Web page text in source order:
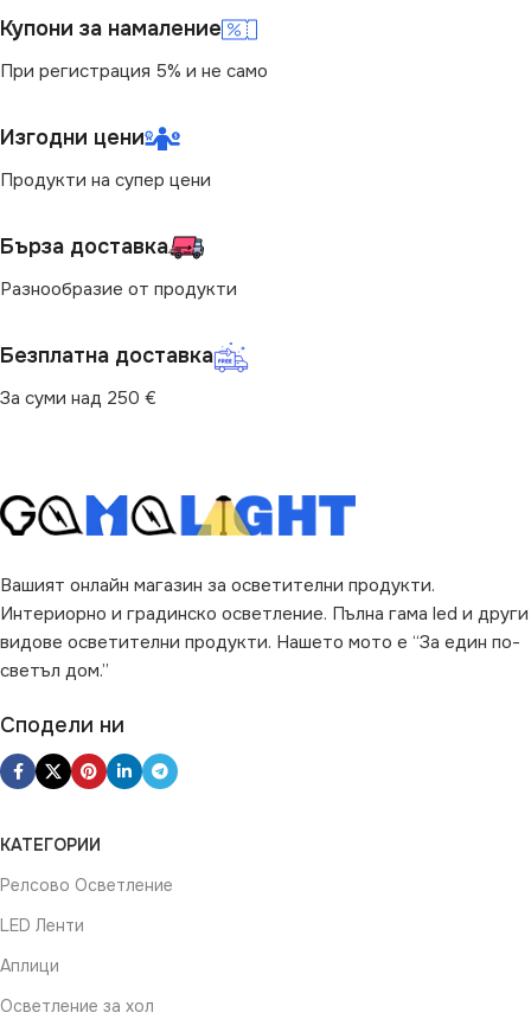
Купони за намаление
При регистрация 5% и не само
Изгодни цени
Продукти на супер цени
Бърза доставка
Разнообразие от продукти
Безплатна доставка
За суми над 250 €
Вашият онлайн магазин за осветителни продукти.
Интериорно и градинско осветление. Пълна гама led и други
видове осветителни продукти. Нашето мото е “За един по-
светъл дом.”
Сподели ни
КАТЕГОРИИ
Релсово Осветление
LED Ленти
Аплици
Осветление за хол